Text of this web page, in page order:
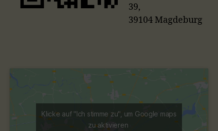
39,
39104 Magdeburg
Klicke auf "Ich stimme zu", um Google maps
zu aktivieren